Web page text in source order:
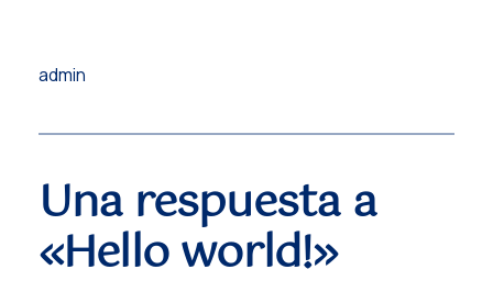
admin
Una respuesta a
«Hello world!»